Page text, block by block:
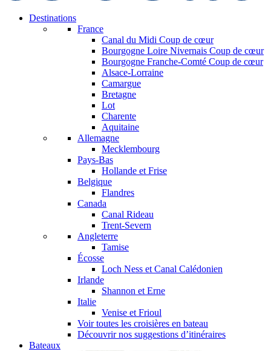
Destinations
France
Canal du Midi Coup de cœur
Bourgogne Loire Nivernais Coup de cœur
Bourgogne Franche-Comté Coup de cœur
Alsace-Lorraine
Camargue
Bretagne
Lot
Charente
Aquitaine
Allemagne
Mecklembourg
Pays-Bas
Hollande et Frise
Belgique
Flandres
Canada
Canal Rideau
Trent-Severn
Angleterre
Tamise
Écosse
Loch Ness et Canal Calédonien
Irlande
Shannon et Erne
Italie
Venise et Frioul
Voir toutes les croisières en bateau
Découvrir nos suggestions d’itinéraires
Bateaux